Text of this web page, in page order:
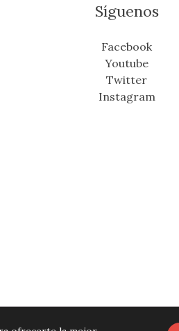
Síguenos
Facebook
Youtube
Twitter
Instagram